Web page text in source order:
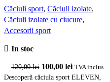
Căciuli sport, Căciuli izolate,
Căciuli izolate cu ciucure,
Accesorii sport
In stoc
120,00lei Prețul
inițial
100,00 leiPrețul
curent
TVA inclus
Descoperă căciula sport ELEVEN,